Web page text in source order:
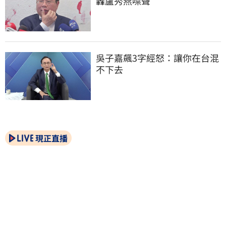
吳子嘉飆3字經怒：讓你在台混
不下去
現正直播